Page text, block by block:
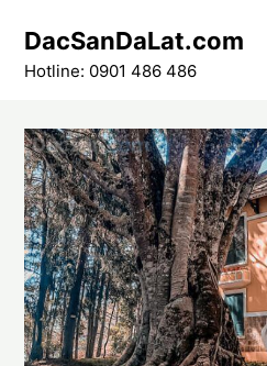
content
DacSanDaLat.com
Hotline: 0901 486 486